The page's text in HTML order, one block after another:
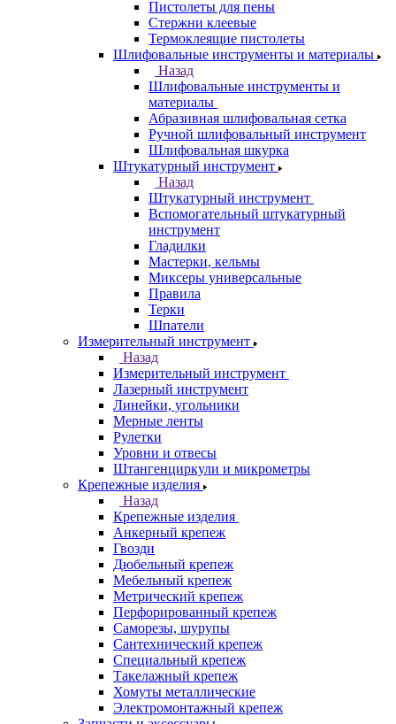
Пистолеты для пены
Стержни клеевые
Термоклеящие пистолеты
Шлифовальные инструменты и материалы
Назад
Шлифовальные инструменты и
материалы
Абразивная шлифовальная сетка
Ручной шлифовальный инструмент
Шлифовальная шкурка
Штукатурный инструмент
Назад
Штукатурный инструмент
Вспомогательный штукатурный
инструмент
Гладилки
Мастерки, кельмы
Миксеры универсальные
Правила
Терки
Шпатели
Измерительный инструмент
Назад
Измерительный инструмент
Лазерный инструмент
Линейки, угольники
Мерные ленты
Рулетки
Уровни и отвесы
Штангенциркули и микрометры
Крепежные изделия
Назад
Крепежные изделия
Анкерный крепеж
Гвозди
Дюбельный крепеж
Мебельный крепеж
Метрический крепеж
Перфорированный крепеж
Саморезы, шурупы
Сантехнический крепеж
Специальный крепеж
Такелажный крепеж
Хомуты металлические
Электромонтажный крепеж